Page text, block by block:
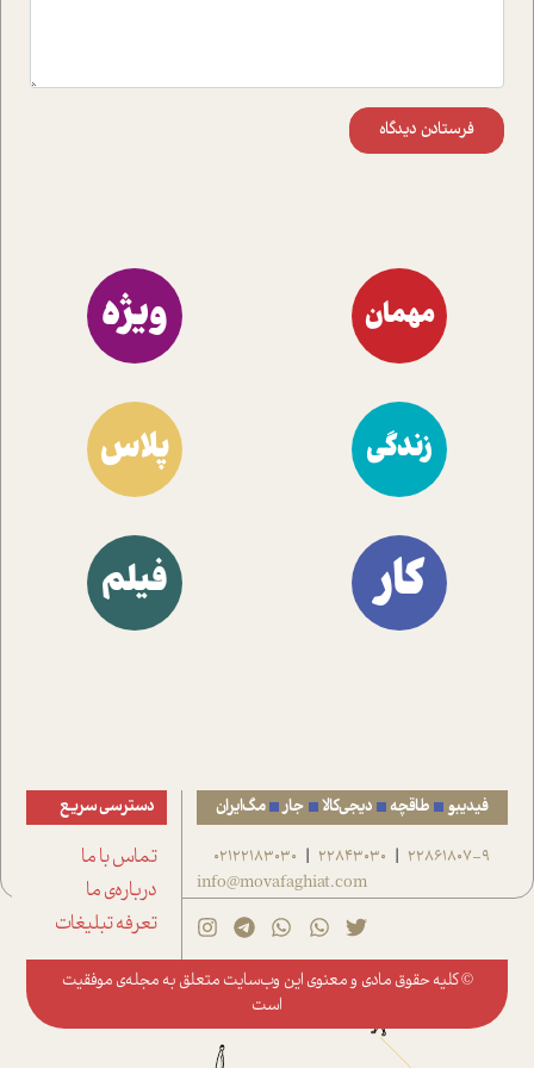
فرستادن دیدگاه
مهمان ویژه
زندگی پلاس
کار فیلم
فیدیبو طاقچه دیجی‌کالا جار مگ‌ایران
22861807-9
|
22843030
|
02122183030
info@movafaghiat.com
دسترسی سریع
تماس با ما
درباره‌ی ما
تعرفه تبلیغات
© کلیه حقوق مادی و معنوی این وب‌سایت متعلق به مجله‌ی موفقیت
است